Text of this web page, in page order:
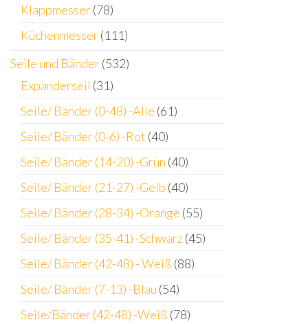
Klappmesser(78)
Küchenmesser(111)
Seile und Bänder(532)
Expanderseil (31)
Seile/ Bänder (0-48) -Alle (61)
Seile/ Bänder (0-6) -Rot (40)
Seile/ Bänder (14-20) -Grün (40)
Seile/ Bänder (21-27) -Gelb (40)
Seile/ Bänder (28-34) -Orange (55)
Seile/ Bänder (35-41) -Schwarz(45)
Seile/ Bänder (42-48) - Weiß (88)
Seile/ Bänder (7-13) -Blau (54)
Seile/Bänder (42-48) -Weiß (78)